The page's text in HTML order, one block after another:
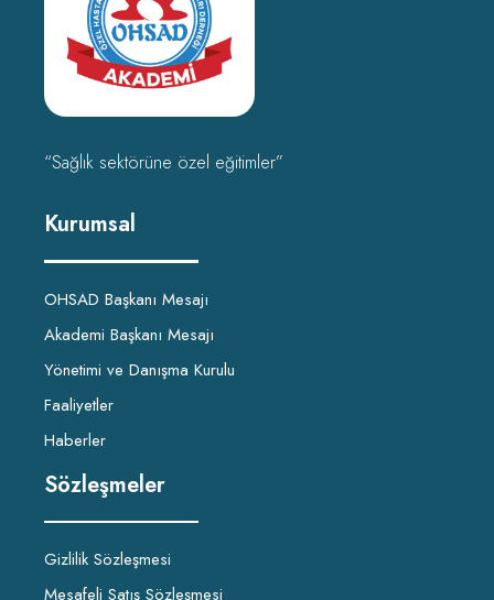
“Sağlık sektörüne özel eğitimler”
Kurumsal
OHSAD Başkanı Mesajı
Akademi Başkanı Mesajı
Yönetimi ve Danışma Kurulu
Faaliyetler
Haberler
Sözleşmeler
Gizlilik Sözleşmesi
Mesafeli Satış Sözleşmesi